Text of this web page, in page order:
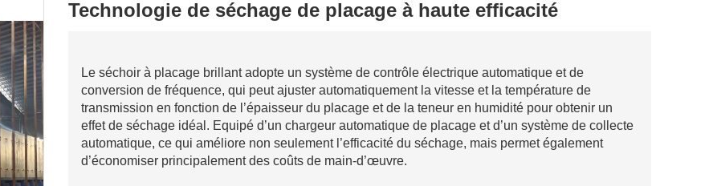
Technologie de séchage de placage à haute efficacité
Le séchoir à placage brillant adopte un système de contrôle électrique automatique et de
conversion de fréquence, qui peut ajuster automatiquement la vitesse et la température de
transmission en fonction de l’épaisseur du placage et de la teneur en humidité pour obtenir un
effet de séchage idéal. Equipé d’un chargeur automatique de placage et d’un système de collecte
automatique, ce qui améliore non seulement l’efficacité du séchage, mais permet également
d’économiser principalement des coûts de main-d’œuvre.